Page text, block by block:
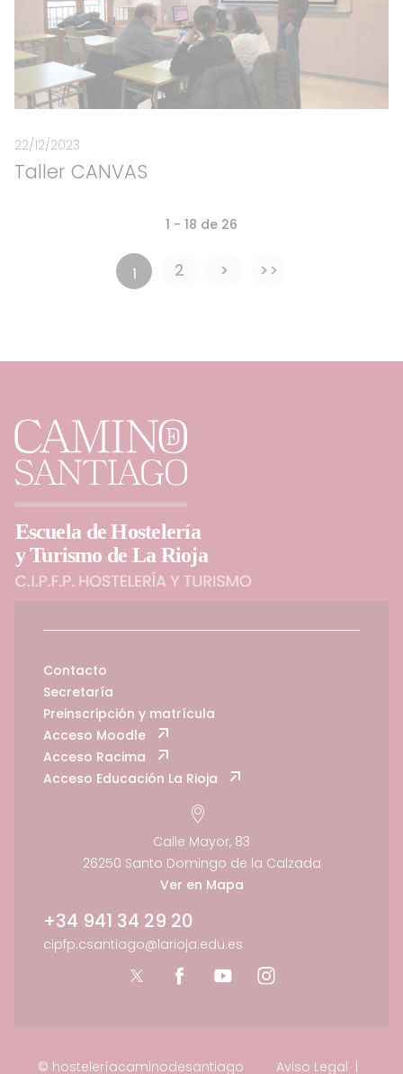
22/12/2023
Taller CANVAS
1 - 18 de 26
1 2 > >>
Contacto
Secretaría
Preinscripción y matrícula
Acceso Moodle
Acceso Racima
Acceso Educación La Rioja
Calle Mayor, 83
26250 Santo Domingo de la Calzada
Ver en Mapa
+34 941 34 29 20
cipfp.csantiago@larioja.edu.es
© hosteleríacaminodesantiago Aviso Legal |